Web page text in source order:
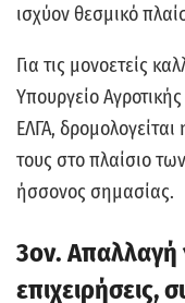
ισχύον θεσμικό
Για τις μονοετείς
Υπουργείο
ΕΛΓΑ,
τους στο πλαίσιο
ήσσονος σημασίας.
3ον. Απαλλαγή
επιχειρήσεις,